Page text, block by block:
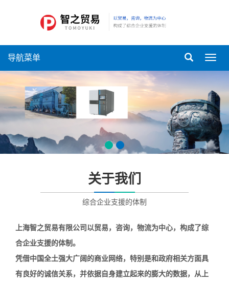
导
单
导航菜单
关于我们
综合企业支援的体制
上海智之贸易有限公司以贸易，咨询，物流为中心，构成了综
合企业支援的体制。
凭借中国全土强大广阔的商业网络，特别是和政府相关方面具
有良好的诚信关系，并依据自身建立起来的膨大的数据，从上